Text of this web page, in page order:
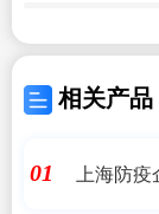
相关产品
01 上海防疫